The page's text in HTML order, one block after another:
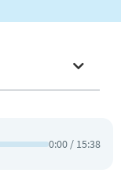
0:00 / 15:38